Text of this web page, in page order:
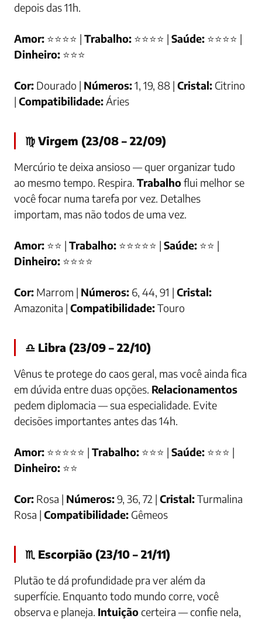
depois das 11h.
Amor: ⭐⭐⭐⭐ | Trabalho: ⭐⭐⭐⭐ | Saúde: ⭐⭐⭐⭐ |
Dinheiro: ⭐⭐⭐
Cor: Dourado | Números:1, 19, 88 | Cristal: Citrino
| Compatibilidade:Áries
♍ Virgem (23/08 – 22/09)
Mercúrio te deixa ansioso — quer organizar tudo
ao mesmo tempo. Respira. Trabalhoflui melhor se
você focar numa tarefa por vez. Detalhes
importam, mas não todos de uma vez.
Amor: ⭐⭐ | Trabalho: ⭐⭐⭐⭐⭐ | Saúde: ⭐⭐ |
Dinheiro: ⭐⭐⭐⭐
Cor: Marrom | Números: 6, 44, 91 | Cristal:
Amazonita | Compatibilidade:Touro
♎ Libra (23/09 – 22/10)
Vênus te protege do caos geral, mas você ainda fica
em dúvida entre duas opções. Relacionamentos
pedem diplomacia — sua especialidade. Evite
decisões importantes antes das 14h.
Amor: ⭐⭐⭐⭐⭐ | Trabalho: ⭐⭐⭐ | Saúde: ⭐⭐⭐ |
Dinheiro: ⭐⭐
Cor: Rosa | Números:9, 36, 72 | Cristal:Turmalina
Rosa | Compatibilidade: Gêmeos
♏ Escorpião (23/10 – 21/11)
Plutão te dá profundidade pra ver além da
superfície. Enquanto todo mundo corre, você
observa e planeja. Intuiçãocerteira — confie nela,